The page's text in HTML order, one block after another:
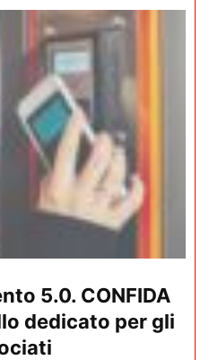
5.0. CONFIDA
dedicato per gli